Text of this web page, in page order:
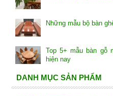
Những mẫu bộ bàn
Top 5+ mẫu bàn gỗ
hiện nay
DANH MỤC SẢN PHẨM